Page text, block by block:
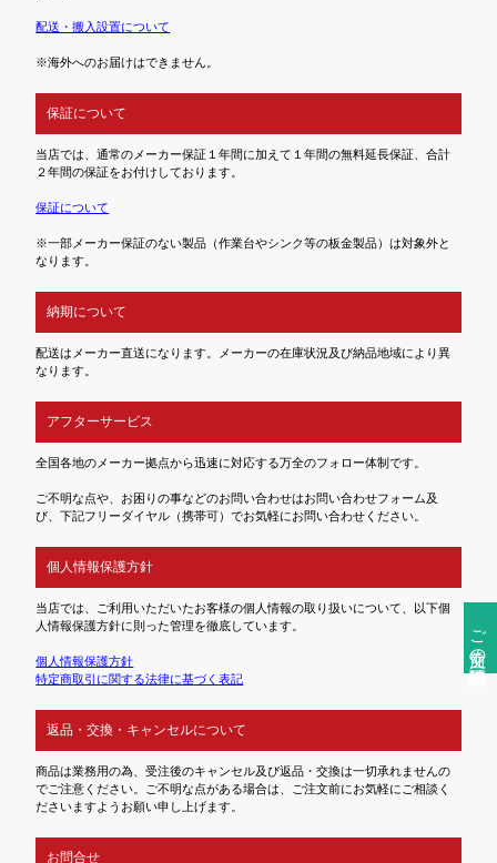
ご注文前の確認事項
配送・搬入設置について
※海外へのお届けはできません。
保証について
当店では、通常のメーカー保証１年間に加えて１年間の無料延長保証、合計
２年間の保証をお付けしております。
保証について
※一部メーカー保証のない製品（作業台やシンク等の板金製品）は対象外と
なります。
納期について
配送はメーカー直送になります。メーカーの在庫状況及び納品地域により異
なります。
アフターサービス
全国各地のメーカー拠点から迅速に対応する万全のフォロー体制です。
ご不明な点や、お困りの事などのお問い合わせはお問い合わせフォーム及
び、下記フリーダイヤル（携帯可）でお気軽にお問い合わせください。
個人情報保護方針
当店では、ご利用いただいたお客様の個人情報の取り扱いについて、以下個
人情報保護方針に則った管理を徹底しています。
個人情報保護方針
特定商取引に関する法律に基づく表記
返品・交換・キャンセルについて
商品は業務用の為、受注後のキャンセル及び返品・交換は一切承れませんの
でご注意ください。ご不明な点がある場合は、ご注文前にお気軽にご相談く
ださいますようお願い申し上げます。
お問合せ